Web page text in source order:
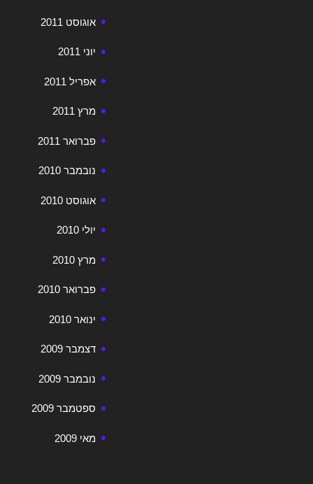
אוגוסט 2011
יוני 2011
אפריל 2011
מרץ 2011
פברואר 2011
נובמבר 2010
אוגוסט 2010
יולי 2010
מרץ 2010
פברואר 2010
ינואר 2010
דצמבר 2009
נובמבר 2009
ספטמבר 2009
מאי 2009